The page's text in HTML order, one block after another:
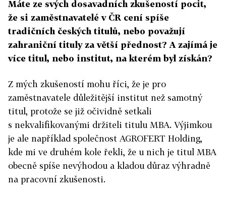
Máte ze svých dosavadních zkušeností pocit,
že si zaměstnavatelé v ČR cení spíše
tradičních českých titulů, nebo považují
zahraniční tituly za větší přednost? A zajímá je
více titul, nebo institut, na kterém byl získán?
Z mých zkušeností mohu říci, že je pro
zaměstnavatele důležitější institut než samotný
titul, protože se již očividně setkali
s nekvalifikovanými držiteli titulu MBA. Výjimkou
je ale například společnost AGROFERT Holding,
kde mi ve druhém kole řekli, že u nich je titul MBA
obecně spíše nevýhodou a kladou důraz výhradně
na pracovní zkušenosti.